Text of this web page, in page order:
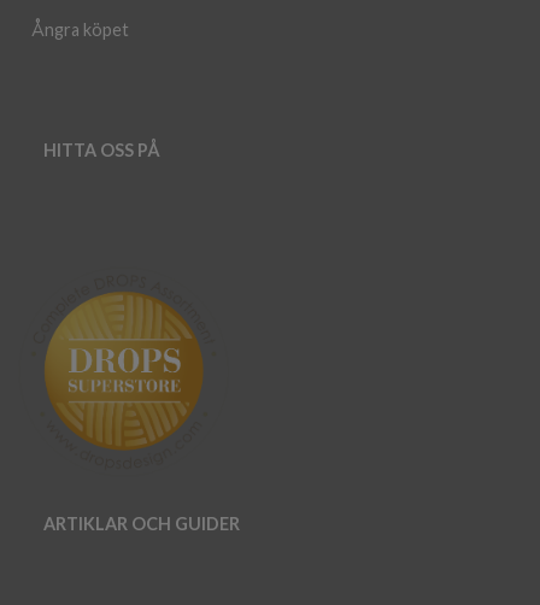
Ångra köpet
HITTA OSS PÅ
ARTIKLAR OCH GUIDER